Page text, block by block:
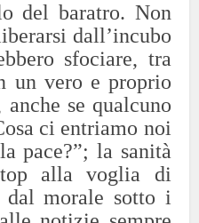
del baratro. Non
dall’incubo
sfociare, tra
un vero e proprio
se qualcuno
ci entriamo noi
pace?”; la sanità
alla voglia di
dal morale sotto i